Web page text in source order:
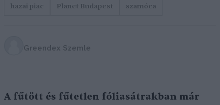
hazai piac Planet Budapest szamóca
Greendex Szemle
A fűtött és fűtetlen fóliasátrakban már